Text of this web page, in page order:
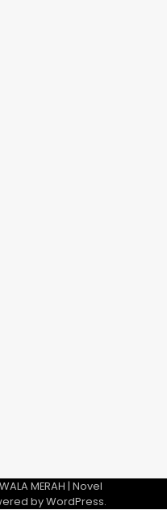
MERAH | Novel
byWordPress.